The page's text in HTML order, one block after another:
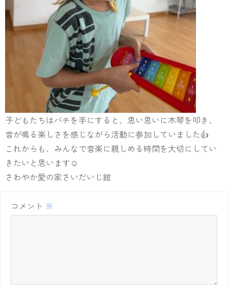
子どもたちはバチを手にすると、思い思いに木琴を叩き、
音が鳴る 楽 しさを感じながら活動に参加 していました👍
これからも、みんなで音楽に親しめる時間を大切にしてい
きたいと思います☺️
さわやか愛の家さいだいじ館
コメント ※